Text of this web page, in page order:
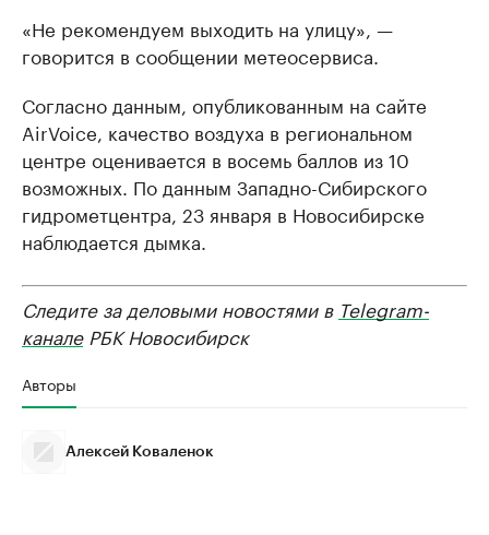
«Не рекомендуем выходить на улицу», —
говорится в сообщении метеосервиса.
Согласно данным, опубликованным на сайте
AirVoice, качество воздуха в региональном
центре оценивается в восемь баллов из 10
возможных. По данным Западно-Сибирского
гидрометцентра, 23 января в Новосибирске
наблюдается дымка.
Следите за деловыми новостями в Telegram-
каналеРБК Новосибирск
Авторы
Алексей Коваленок